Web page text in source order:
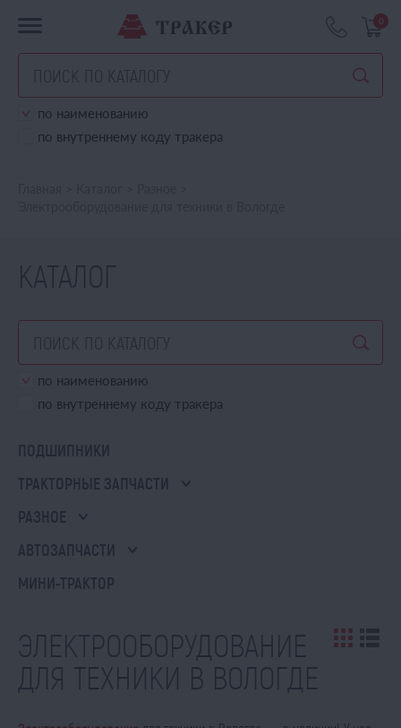
0
по наименованию
по внутреннему коду тракера
КАТАЛОГ
по наименованию
по внутреннему коду тракера
ПОДШИПНИКИ
ТРАКТОРНЫЕ ЗАПЧАСТИ
РАЗНОЕ
АВТОЗАПЧАСТИ
МИНИ-ТРАКТОР
ЭЛЕКТРООБОРУДОВАНИЕ
ДЛЯ ТЕХНИКИ В ВОЛОГДЕ